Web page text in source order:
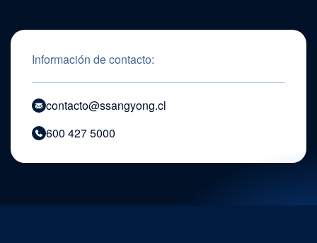
Información de contacto:
contacto@ssangyong.cl
600 427 5000